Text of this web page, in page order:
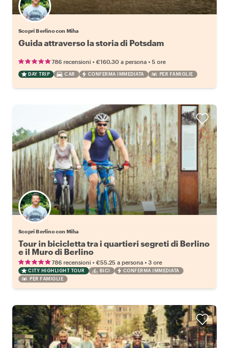
Scopri Berlino con Miha
Guida attraverso la storia di Potsdam
786 recensioni • €160.30 a persona • 5 ore
DAY TRIP CAR CONFERMA IMMEDIATA PER FAMIGLIE
Scopri Berlino con Miha
Tour in bicicletta tra i quartieri segreti di Berlino
e il Muro di Berlino
786 recensioni • €55.25 a persona • 3 ore
CITY HIGHLIGHT TOUR BICI
CONFERMA IMMEDIATA
PER FAMIGLIE